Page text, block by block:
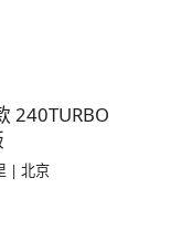
240TURBO
| 北京